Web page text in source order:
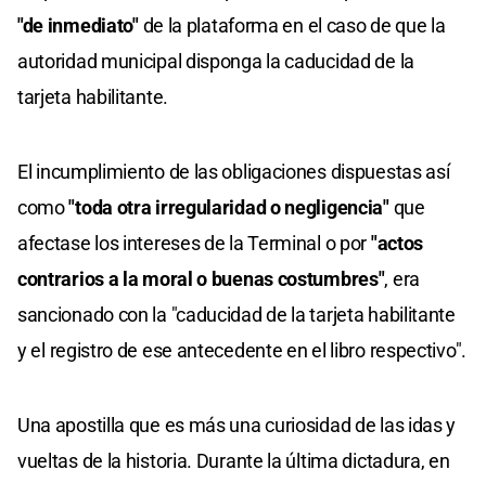
"de inmediato"de la plataforma en el caso de que la
autoridad municipal disponga la caducidad de la
tarjeta habilitante.
El incumplimiento de las obligaciones dispuestas así
como"toda otra irregularidad o negligencia"que
afectase los intereses de la Terminal o por"actos
contrarios a la moral o buenas costumbres", era
sancionado con la "caducidad de la tarjeta habilitante
y el registro de ese antecedente en el libro respectivo".
Una apostilla que es más una curiosidad de las idas y
vueltas de la historia. Durante la última dictadura, en